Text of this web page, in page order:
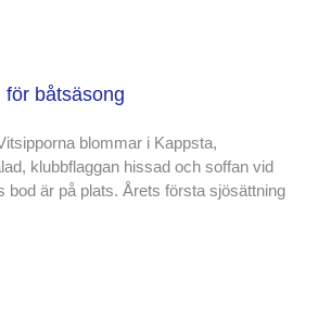
båtsäsong
blommar i Kappsta,
klubbflaggan hissad och soffan vid
bod är på plats. Årets första sjösättning